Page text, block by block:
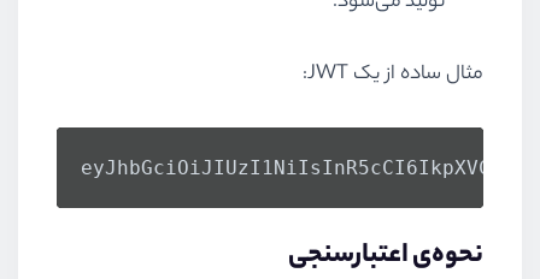
مثال ساده از یک JWT:
نحوه‌ی اعتبارسنجی